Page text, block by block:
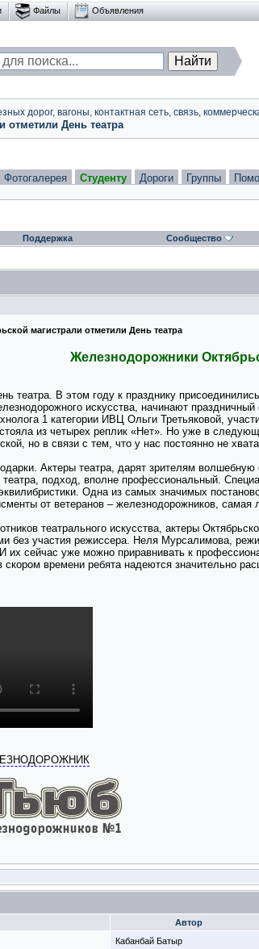
Файлы Объявления
дорог, вагоны, контактная сеть, связь,
отметили День театра
Фотогалерея Студенту Дороги Группы
Поддержка Сообщество
магистрали отметили День театра
Железнодорожники
театра. В этом году к празднику
искусства, начинают
1 категории ИВЦ Ольги Третьяковой,
из четырех реплик «Нет». Но уже в
но в связи с тем, что у нас постоянно не
Актеры театра, дарят зрителям
подход, вполне профессиональный.
Одна из самых значимых
от ветеранов – железнодорожников, самая
театрального искусства, актеры
без участия режиссера. Неля Мурсалимова,
их сейчас уже можно приравнивать к
времени ребята надеются значительно
Автор
Кабанбай Батыр